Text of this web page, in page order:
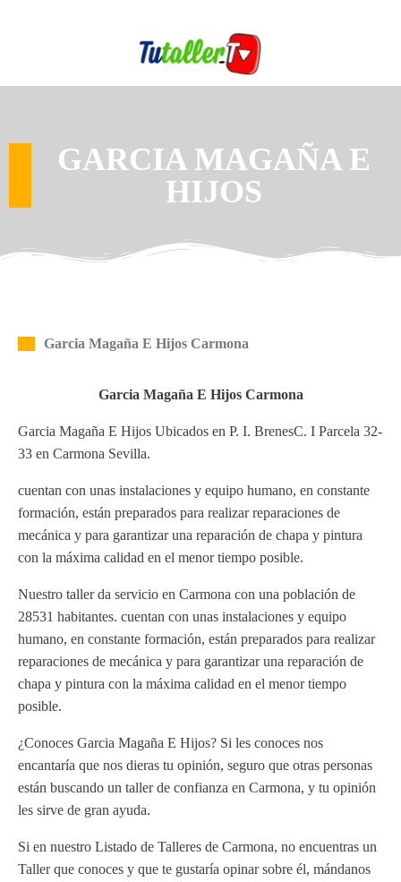
GARCIA MAGAÑA E
HIJOS
Garcia Magaña E Hijos Carmona
Garcia Magaña E Hijos Carmona
Garcia Magaña E Hijos Ubicados en P. I. BrenesC. I Parcela 32-
33 en Carmona Sevilla.
cuentan con unas instalaciones y equipo humano, en constante
formación, están preparados para realizar reparaciones de
mecánica y para garantizar una reparación de chapa y pintura
con la máxima calidad en el menor tiempo posible.
Nuestro taller da servicio en Carmona con una población de
28531 habitantes. cuentan con unas instalaciones y equipo
humano, en constante formación, están preparados para realizar
reparaciones de mecánica y para garantizar una reparación de
chapa y pintura con la máxima calidad en el menor tiempo
posible.
¿Conoces Garcia Magaña E Hijos? Si les conoces nos
encantaría que nos dieras tu opinión, seguro que otras personas
están buscando un taller de confianza en Carmona, y tu opinión
les sirve de gran ayuda.
Si en nuestro Listado de Talleres de Carmona, no encuentras un
Taller que conoces y que te gustaría opinar sobre él, mándanos